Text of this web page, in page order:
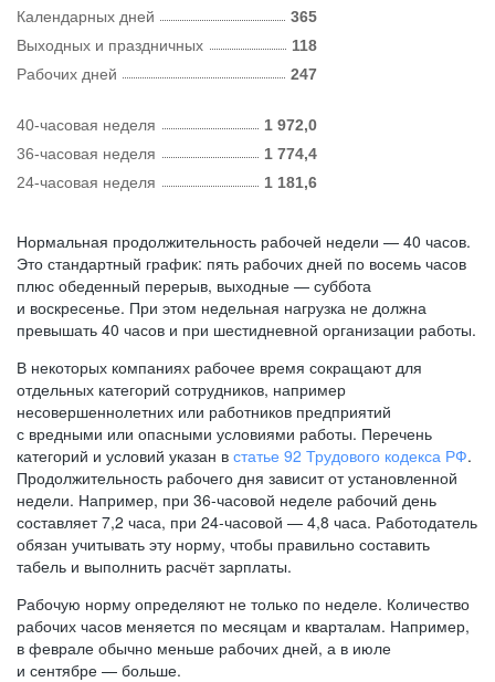
Календарных дней
365
Рабочих дней 247
Выходных и праздничных 118
40-часовая неделя
1 972,0
36-часовая неделя
1 774,4
24-часовая неделя
1 181,6
Нормальная продолжительность рабочей недели — 40 часов.
Это стандартный график: пять рабочих дней по восемь часов
плюс обеденный перерыв, выходные — суббота
и воскресенье. При этом недельная нагрузка не должна
превышать 40 часов и при шестидневной организации работы.
В некоторых компаниях рабочее время сокращают для
отдельных категорий сотрудников, например
несовершеннолетних или работников предприятий
с вредными или опасными условиями работы. Перечень
категорий и условий указан в статье 92 Трудового кодекса РФ.
Продолжительность рабочего дня зависит от установленной
недели. Например, при 36-часовой неделе рабочий день
составляет 7,2 часа, при 24-часовой — 4,8 часа. Работодатель
обязан учитывать эту норму, чтобы правильно составить
табель и выполнить расчёт зарплаты.
Рабочую норму определяют не только по неделе. Количество
рабочих часов меняется по месяцам и кварталам. Например,
в феврале обычно меньше рабочих дней, а в июле
и сентябре — больше.